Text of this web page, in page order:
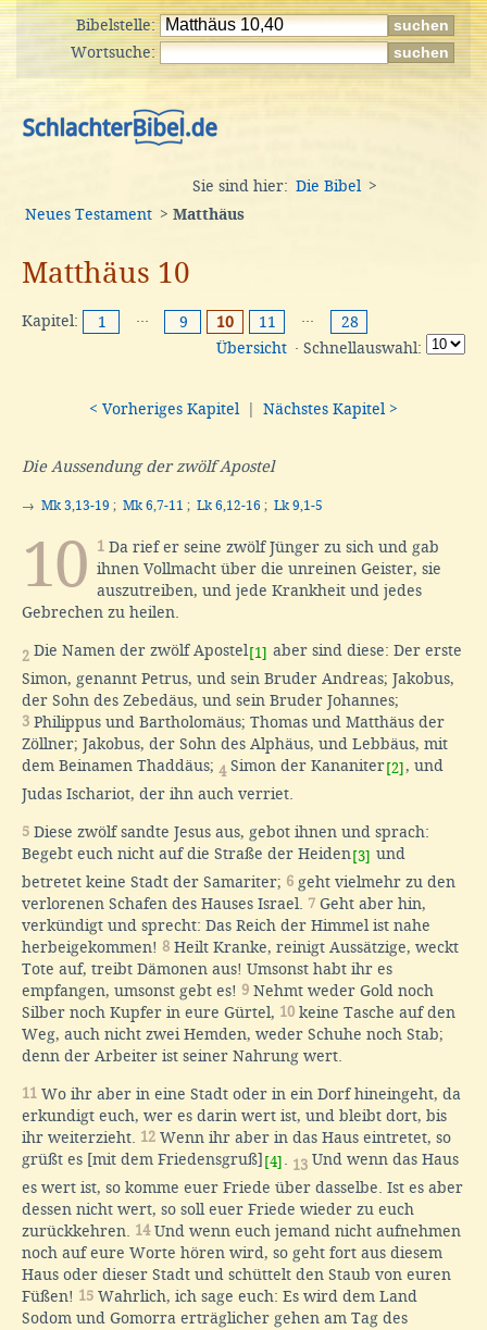
Bibelstelle:
Wortsuche:
Sie sind hier: Die Bibel
>
Neues Testament > Matthäus
Matthäus 10
Kapitel: 1 ··· 9 10 11 ···
28
Übersicht · Schnellauswahl:
< Vorheriges Kapitel Nächstes Kapitel >
Die Aussendung der zwölf Apostel
→ Mk 3,13-19 ; Mk 6,7-11 ; Lk 6,12-16 ; Lk 9,1-5
10 1 Da rief er seine zwölf Jünger zu sich und gab
ihnen Vollmacht über die unreinen Geister, sie
auszutreiben, und jede Krankheit und jedes
Gebrechen zu heilen.
2 Die Namen der zwölf Apostel [1] aber sind diese: Der erste
Simon, genannt Petrus, und sein Bruder Andreas; Jakobus,
der Sohn des Zebedäus, und sein Bruder Johannes;
3 Philippus und Bartholomäus; Thomas und Matthäus der
Zöllner; Jakobus, der Sohn des Alphäus, und Lebbäus, mit
dem Beinamen Thaddäus; 4 Simon der Kananiter [2] , und
Judas Ischariot, der ihn auch verriet.
5 Diese zwölf sandte Jesus aus, gebot ihnen und sprach:
Begebt euch nicht auf die Straße der Heiden [3] und
betretet keine Stadt der Samariter; 6 geht vielmehr zu den
verlorenen Schafen des Hauses Israel. 7 Geht aber hin,
verkündigt und sprecht: Das Reich der Himmel ist nahe
herbeigekommen! 8 Heilt Kranke, reinigt Aussätzige, weckt
Tote auf, treibt Dämonen aus! Umsonst habt ihr es
empfangen, umsonst gebt es! 9 Nehmt weder Gold noch
Silber noch Kupfer in eure Gürtel, 10 keine Tasche auf den
Weg, auch nicht zwei Hemden, weder Schuhe noch Stab;
denn der Arbeiter ist seiner Nahrung wert.
11 Wo ihr aber in eine Stadt oder in ein Dorf hineingeht, da
erkundigt euch, wer es darin wert ist, und bleibt dort, bis
ihr weiterzieht. 12 Wenn ihr aber in das Haus eintretet, so
grüßt es [mit dem Friedensgruß] [4] 13 Und wenn das Haus
es wert ist, so komme euer Friede über dasselbe. Ist es aber
dessen nicht wert, so soll euer Friede wieder zu euch
zurückkehren. 14Und wenn euch jemand nicht aufnehmen
noch auf eure Worte hören wird, so geht fort aus diesem
Haus oder dieser Stadt und schüttelt den Staub von euren
Füßen! 15 Wahrlich, ich sage euch: Es wird dem Land
Sodom und Gomorra erträglicher gehen am Tag des